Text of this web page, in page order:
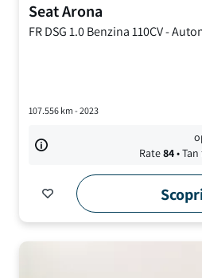
SeatArona
FR DSG1.0 Benzina 110CV-
107.556km - 2023
Rate84•